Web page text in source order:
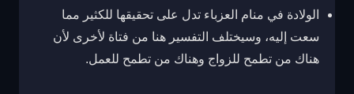
الولادة في منام العزباء تدل على تحقيقها للكثير مما
سعت إليه، وسيختلف التفسير هنا من فتاة لأخرى لأن
هناك من تطمح للزواج وهناك من تطمح للعمل.